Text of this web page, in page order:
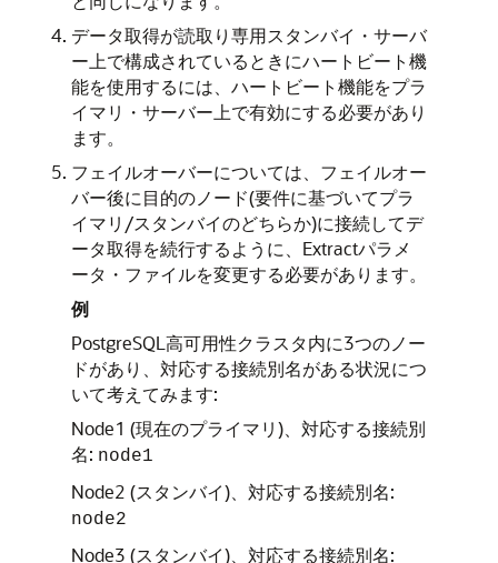
データ取得が読取り専用スタンバイ・サーバ
ー上で構成されているときにハートビート機
能を使用するには、ハートビート機能をプラ
イマリ・サーバー上で有効にする必要があり
ます。
フェイルオーバーについては、フェイルオー
バー後に目的のノード(要件に基づいてプラ
イマリ/スタンバイのどちらか)に接続してデ
ータ取得を続行するように、Extractパラメ
ータ・ファイルを変更する必要があります。
例
PostgreSQL高可用性クラスタ内に3つのノー
ドがあり、対応する接続別名がある状況につ
いて考えてみます:
Node1 (現在のプライマリ)、対応する接続別
名: node1
Node2 (スタンバイ)、対応する接続別名:
node2
Node3 (スタンバイ)、対応する接続別名: